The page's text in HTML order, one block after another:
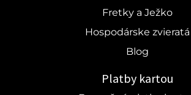
Fretky a Ježko
Hospodárske zvieratá
Blog
Platby kartou